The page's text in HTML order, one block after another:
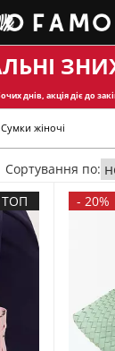
днів, акція діє до
Сумки жіночі
Сортування по:
ТОП - 20%